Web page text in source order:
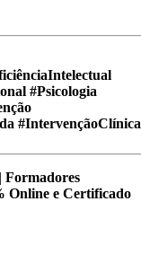
#Psicologia
#IntervençãoClínica
| Formadores
Online e Certificado